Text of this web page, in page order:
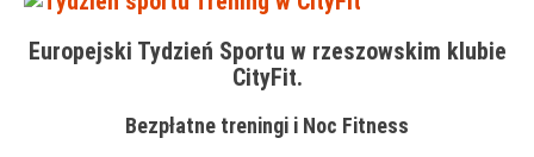
Europejski Tydzień Sportu w rzeszowskim klubie
CityFit.
Bezpłatne treningi i Noc Fitness